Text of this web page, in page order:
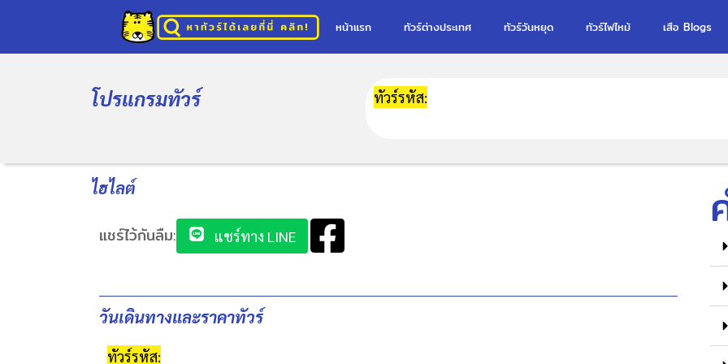
หน้าแรก ทัวร์ต่างประเทศ ทัวร์วันหยุด ทัวร์ไฟไหม้ เสือ Blogs
โปรแกรมทัวร์ ทัวร์รหัส:
ไฮไลต์
แชร์ไว้กันลืม: แชร์ทาง LINE
วันเดินทางและราคาทัวร์
ทัวร์รหัส: